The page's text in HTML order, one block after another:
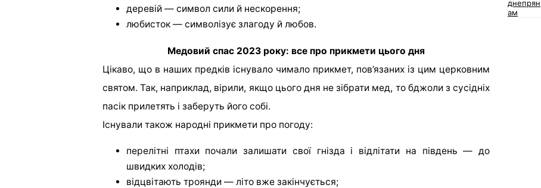
деревій — символ сили й нескорення;
любисток — символізує злагоду й любов.
Медовий спас 2023 року: все про прикмети цього дня
Цікаво, що в наших предків існувало чимало прикмет, пов’язаних із цим церковним
святом. Так, наприклад, вірили, якщо цього дня не зібрати мед, то бджоли з сусідніх
пасік прилетять і заберуть його собі.
Існували також народні прикмети про погоду:
перелітні птахи почали залишати свої гнізда і відлітати на південь — до
швидких холодів;
відцвітають троянди — літо вже закінчується;